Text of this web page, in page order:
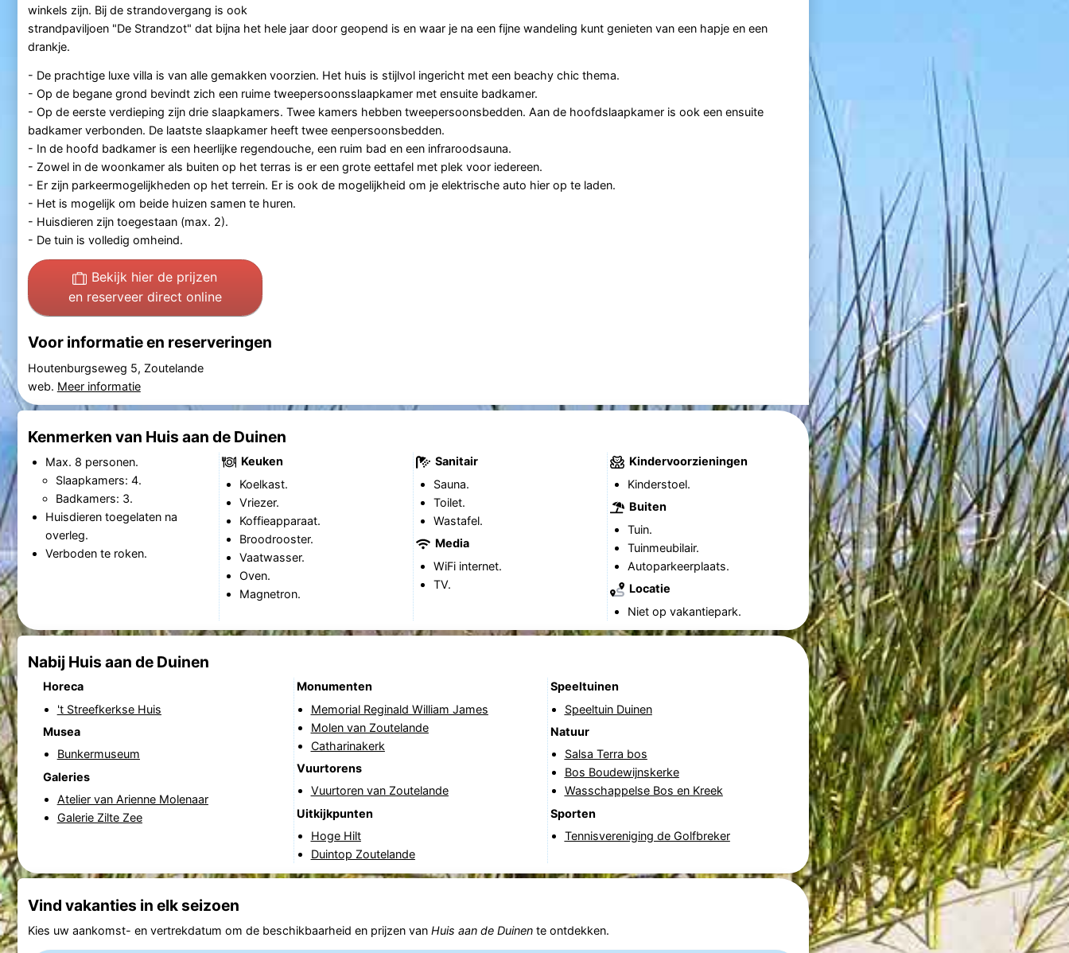
winkels zijn. Bij de strandovergang is ook
strandpaviljoen "De Strandzot" dat bijna het hele jaar door geopend is en waar je na een fijne wandeling kunt genieten van een hapje en een
drankje.
- De prachtige luxe villa is van alle gemakken voorzien. Het huis is stijlvol ingericht met een beachy chic thema.
- Op de begane grond bevindt zich een ruime tweepersoonsslaapkamer met ensuite badkamer.
- Op de eerste verdieping zijn drie slaapkamers. Twee kamers hebben tweepersoonsbedden. Aan de hoofdslaapkamer is ook een ensuite
badkamer verbonden. De laatste slaapkamer heeft twee eenpersoonsbedden.
- In de hoofd badkamer is een heerlijke regendouche, een ruim bad en een infraroodsauna.
- Zowel in de woonkamer als buiten op het terras is er een grote eettafel met plek voor iedereen.
- Er zijn parkeermogelijkheden op het terrein. Er is ook de mogelijkheid om je elektrische auto hier op te laden.
- Het is mogelijk om beide huizen samen te huren.
- Huisdieren zijn toegestaan (max. 2).
- De tuin is volledig omheind.
Bekijk hier de prijzen
en reserveer direct online
Voor informatie en reserveringen
Houtenburgseweg 5, Zoutelande
web. Meer informatie
Kenmerken van Huis aan de Duinen
Max. 8 personen.
Slaapkamers: 4.
Badkamers: 3.
Huisdieren toegelaten na
overleg.
Verboden te roken.
Keuken
Koelkast.
Vriezer.
Koffieapparaat.
Broodrooster.
Vaatwasser.
Oven.
Magnetron.
Sanitair
Sauna.
Toilet.
Wastafel.
Media
WiFi internet.
TV.
Kindervoorzieningen
Kinderstoel.
Buiten
Tuin.
Tuinmeubilair.
Autoparkeerplaats.
Locatie
Niet op vakantiepark.
Nabij Huis aan de Duinen
Horeca
't Streefkerkse Huis
Musea
Bunkermuseum
Galeries
Atelier van Arienne Molenaar
Galerie Zilte Zee
Monumenten
Memorial Reginald William James
Molen van Zoutelande
Catharinakerk
Vuurtorens
Vuurtoren van Zoutelande
Uitkijkpunten
Hoge Hilt
Duintop Zoutelande
Speeltuinen
Speeltuin Duinen
Natuur
Salsa Terra bos
Bos Boudewijnskerke
Wasschappelse Bos en Kreek
Sporten
Tennisvereniging de Golfbreker
Vind vakanties in elk seizoen
Kies uw aankomst- en vertrekdatum om de beschikbaarheid en prijzen van Huis aan de Duinente ontdekken.